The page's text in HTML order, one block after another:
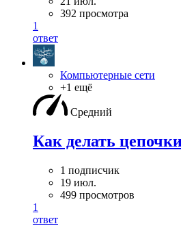
392 просмотра
1
ответ
Компьютерные сети
+1 ещё
Средний
Как делать
1 подписчик
19 июл.
499 просмотров
1
ответ